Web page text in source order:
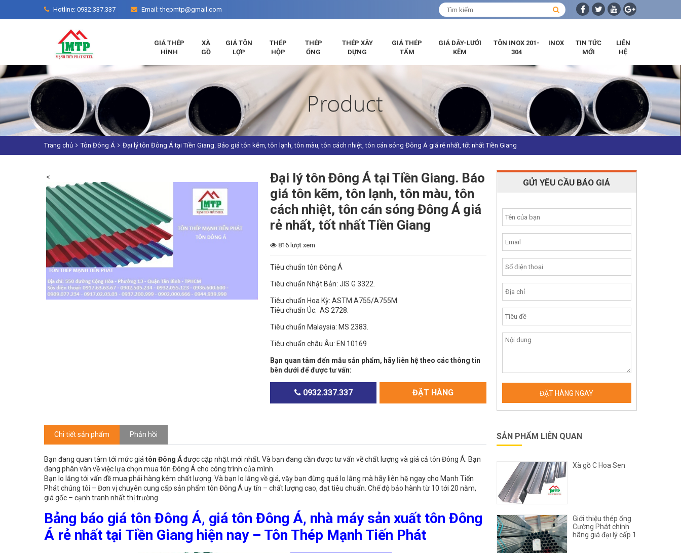
Hotline: 0932.337.337 Email: thepmtp@gmail.com
GIÁ THÉP
HÌNH
XÀ
GỒ
GIÁ TÔN
LỢP
THÉP
HỘP
THÉP
ỐNG
THÉP XÂY
DỰNG
GIÁ THÉP
TẤM
GIÁ DÂY-LƯỚI
KẼM
TÔN INOX 201-
304
INOX
TIN TỨC
MỚI
LIÊN
HỆ
Trang chủ Tôn Đông Á Đại lý tôn Đông Á tại Tiền Giang. Báo giá tôn kẽm, tôn lạnh, tôn màu, tôn cách nhiệt, tôn cán sóng Đông Á giá rẻ nhất, tốt nhất Tiền Giang
<
Đại lý tôn Đông Á tại Tiền Giang. Báo
giá tôn kẽm, tôn lạnh, tôn màu, tôn
cách nhiệt, tôn cán sóng Đông Á giá
rẻ nhất, tốt nhất Tiền Giang
816 lượt xem
Tiêu chuẩn tôn Đông Á
Tiêu chuẩn Nhật Bản: JIS G 3322.
Tiêu chuẩn Hoa Kỳ: ASTM A755/A755M.
Tiêu chuẩn Úc: AS 2728.
Tiêu chuẩn Malaysia: MS 2383.
Tiêu chuẩn châu Âu: EN 10169
Bạn quan tâm đến mẫu sản phẩm, hãy liên hệ theo các thông tin
bên dưới để được tư vấn:
0932.337.337 ĐẶT HÀNG
Chi tiết sản phẩm Phản hồi
Bạn đang quan tâm tới mức giá tôn Đông Áđược cập nhật mới nhất. Và bạn đang cần được tư vấn về chất lượng và giá cả tôn Đông Á. Bạn
đang phân vân về việc lựa chọn mua tôn Đông Á cho công trình của mình.
Bạn lo lắng tới vấn đề mua phải hàng kém chất lượng. Và bạn lo lắng về giá, vậy bạn đừng quá lo lắng mà hãy liên hệ ngay cho Mạnh Tiến
Phát chúng tôi – Đơn vị chuyên cung cấp sản phẩm tôn Đông Á uy tín – chất lượng cao, đạt tiêu chuẩn. Chế độ bảo hành từ 10 tới 20 năm,
giá gốc – cạnh tranh nhất thị trường
Bảng báo giá tôn Đông Á, giá tôn Đông Á, nhà máy sản xuất tôn Đông
Á rẻ nhất tại Tiền Giang hiện nay – Tôn Thép Mạnh Tiến Phát
GỬI YÊU CẦU BÁO GIÁ
SẢN PHẨM LIÊN QUAN
Xà gồ C Hoa Sen
Giới thiệu thép ống
Cường Phát chính
hãng giá đại lý cấp 1